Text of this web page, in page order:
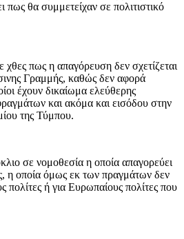
πως θα συμμετείχαν σε πολιτιστικό
χθες πως η απαγόρευση δεν σχετίζεται
Γραμμής, καθώς δεν αφορά
έχουν δικαίωμα ελεύθερης
και ακόμα και εισόδου στην
της Τύμπου.
σε νομοθεσία η οποία απαγορεύει
η οποία όμως εκ των πραγμάτων δεν
πολίτες ή για Ευρωπαίους πολίτες που